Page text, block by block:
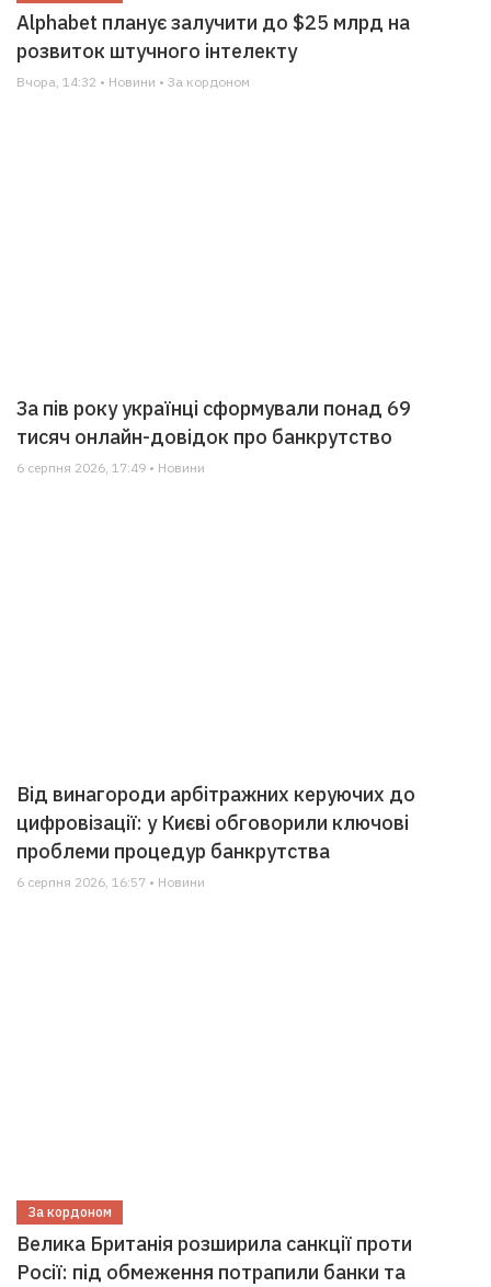
Alphabet планує залучити до $25 млрд на
розвиток штучного інтелекту
Вчора, 14:32 • Новини • За кордоном
За пів року українці сформували понад 69
тисяч онлайн-довідок про банкрутство
6 серпня 2026, 17:49 • Новини
Від винагороди арбітражних керуючих до
цифровізації: у Києві обговорили ключові
проблеми процедур банкрутства
6 серпня 2026, 16:57 • Новини
За кордоном
Велика Британія розширила санкції проти
Росії: під обмеження потрапили банки та